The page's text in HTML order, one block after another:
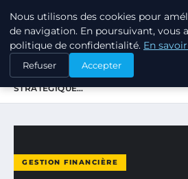
TUEZ-LES TOUS
ACCUEIL
GESTION FINANCIÈRE
TUNISIE-ALLEMAGNE : 70 ANS DE
STRATÉGIQUE…
GESTION FINANCIÈRE
Nous utilisons des cookies pour
de navigation. En poursuivant, vous
politique de confidentialité. En
Refuser Accepter